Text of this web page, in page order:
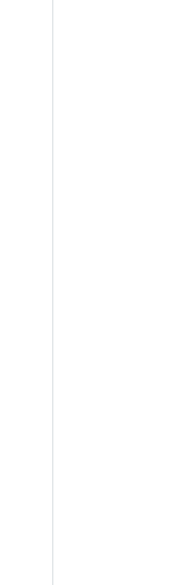
策を
実行
強化
い